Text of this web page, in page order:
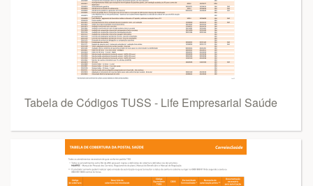
Tabela de Códigos TUSS - Life Empresarial Saúde